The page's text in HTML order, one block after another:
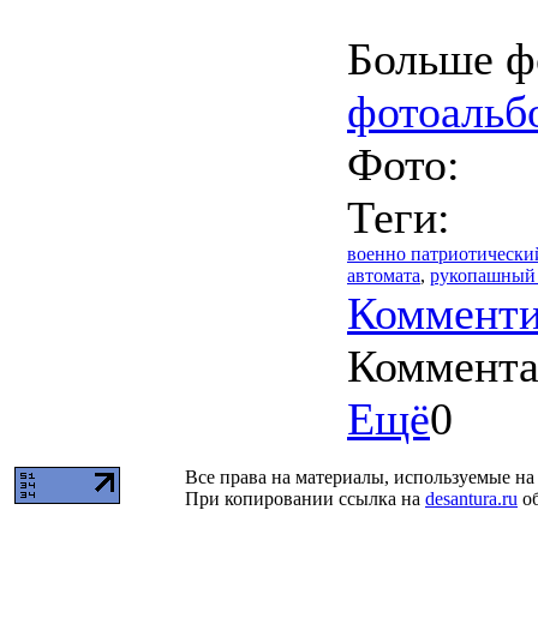
Больше
Фото:
Теги:
военно
автомата, рукопашный
Ещё0
Все права на материалы, используемые
При копировании ссылка на desantura.ru